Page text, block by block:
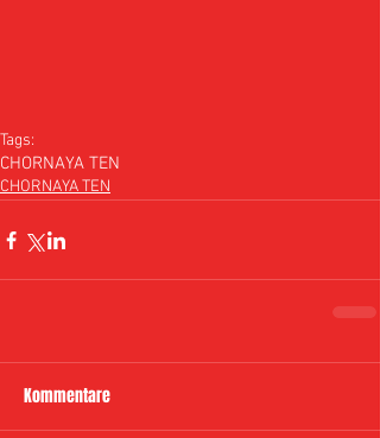
Tags:
CHORNAYA TEN
CHORNAYA TEN
Kommentare